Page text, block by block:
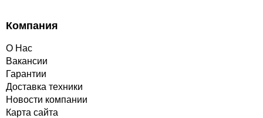
Компания
О Нас
Вакансии
Гарантии
Доставка техники
Новости компании
Карта сайта